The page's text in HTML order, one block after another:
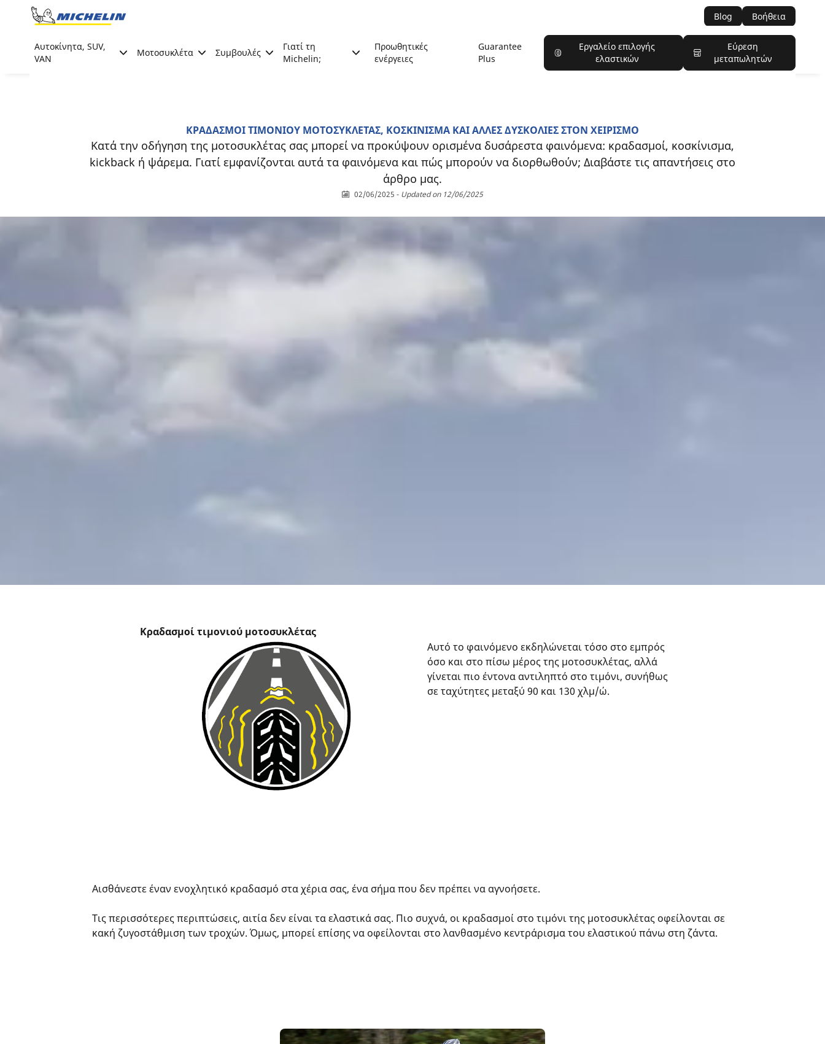
Go to page content
Blog Βοήθεια
Αυτοκίνητα, SUV,
VAN
Μοτοσυκλέτα Συμβουλές
Γιατί τη
Michelin;
Προωθητικές
ενέργειες
Guarantee
Plus
Εργαλείο επιλογής
ελαστικών
Εύρεση
μεταπωλητών
ΚΡΑΔΑΣΜΟΙ ΤΙΜΟΝΙΟΥ ΜΟΤΟΣΥΚΛΕΤΑΣ, ΚΟΣΚΙΝΙΣΜΑ ΚΑΙ ΑΛΛΕΣ ΔΥΣΚΟΛΙΕΣ ΣΤΟΝ ΧΕΙΡΙΣΜΟ
Κατά την οδήγηση της μοτοσυκλέτας σας μπορεί να προκύψουν ορισμένα δυσάρεστα φαινόμενα: κραδασμοί, κοσκίνισμα,
kickback ή ψάρεμα. Γιατί εμφανίζονται αυτά τα φαινόμενα και πώς μπορούν να διορθωθούν; Διαβάστε τις απαντήσεις στο
άρθρο μας.
02/06/2025 - Updated on 12/06/2025
Κραδασμοί τιμονιού μοτοσυκλέτας
Αυτό το φαινόμενο εκδηλώνεται τόσο στο εμπρός
όσο και στο πίσω μέρος της μοτοσυκλέτας, αλλά
γίνεται πιο έντονα αντιληπτό στο τιμόνι, συνήθως
σε ταχύτητες μεταξύ 90 και 130 χλμ/ώ.
Αισθάνεστε έναν ενοχλητικό κραδασμό στα χέρια σας, ένα σήμα που δεν πρέπει να αγνοήσετε.
Τις περισσότερες περιπτώσεις, αιτία δεν είναι τα ελαστικά σας. Πιο συχνά, οι κραδασμοί στο τιμόνι της μοτοσυκλέτας οφείλονται σε
κακή ζυγοστάθμιση των τροχών. Όμως, μπορεί επίσης να οφείλονται στο λανθασμένο κεντράρισμα του ελαστικού πάνω στη ζάντα.